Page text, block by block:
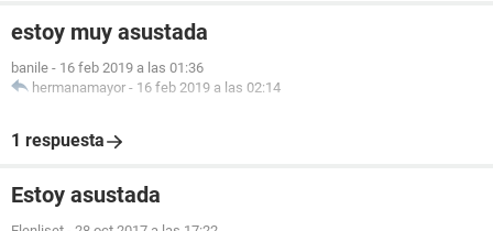
estoy muy asustada
banile - 16 feb 2019 a las 01:36
hermanamayor - 16 feb 2019 a las 02:14
1 respuesta
Estoy asustada